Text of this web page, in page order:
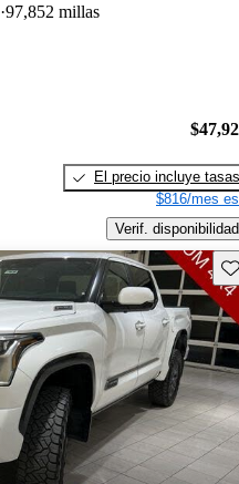
97,852 millas
El precio incluye tasas
$816/mes
Verif. disponibilidad